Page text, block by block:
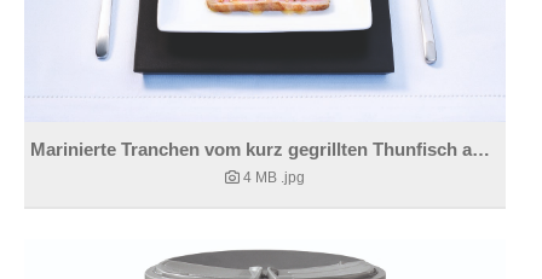
Marinierte Tranchen vom kurz gegrillten Thunfisch auf mediterranem Gemüsesalat
4 MB .jpg